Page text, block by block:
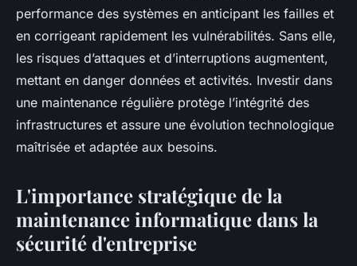
performance des systèmes en anticipant les failles et
en corrigeant rapidement les vulnérabilités. Sans elle,
les risques d’attaques et d’interruptions augmentent,
mettant en danger données et activités. Investir dans
une maintenance régulière protège l’intégrité des
infrastructures et assure une évolution technologique
maîtrisée et adaptée aux besoins.
L'importance stratégique de la
maintenance informatique dans la
sécurité d'entreprise